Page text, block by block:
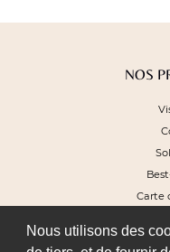
Nous utilisons des
NOS
Carte